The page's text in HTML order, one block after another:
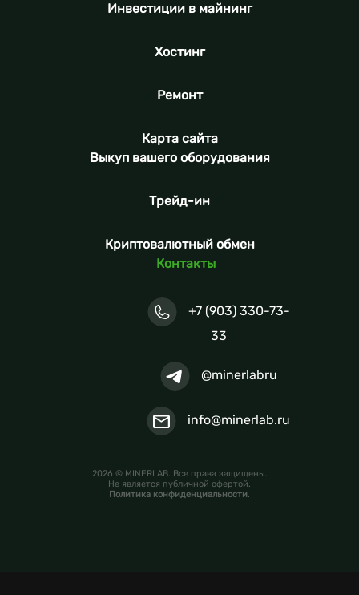
Инвестиции в майнинг
Хостинг
Ремонт
Карта сайта
Выкуп вашего оборудования
Трейд-ин
Криптовалютный обмен
Контакты
+7 (903) 330-73-
33
@minerlabru
info@minerlab.ru
2026 © MINERLAB. Все права защищены.
Не является публичной офертой.
Политика конфиденциальности.